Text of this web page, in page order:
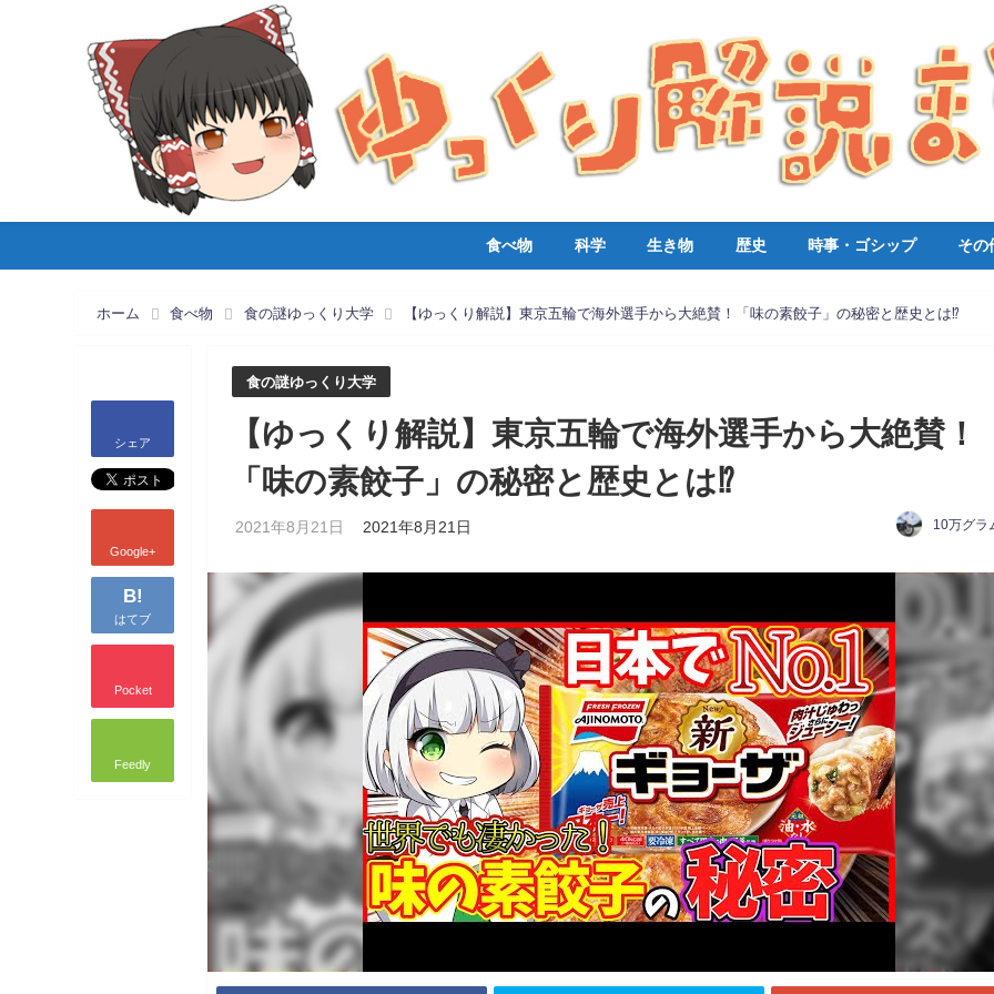
食べ物 科学 生き物 歴史 時事・ゴシップ その
ホーム 食べ物 食の謎ゆっくり大学 【ゆっくり解説】東京五輪で海外選手から大絶賛！「味の素餃子」の秘密と歴史とは⁉︎
シェア
Google+
B!
はてブ
Pocket
Feedly
食の謎ゆっくり大学
【ゆっくり解説】東京五輪で海外選手から大絶賛！
「味の素餃子」の秘密と歴史とは⁉︎
2021年8月21日 2021年8月21日 10万グラ